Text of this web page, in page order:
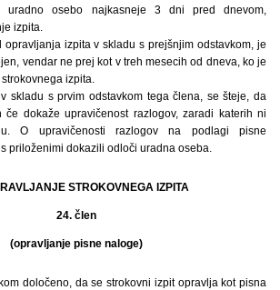
uradno osebo najkasneje 3 dni pred dnevom,
izpita.
opravljanja izpita v skladu s prejšnjim odstavkom, je
vendar ne prej kot v treh mesecih od dneva, ko je
izpita.
skladu s prvim odstavkom tega člena, se šteje, da
dokaže upravičenost razlogov, zaradi katerih ni
O upravičenosti razlogov na podlagi pisne
priloženimi dokazili odloči uradna oseba.
STROKOVNEGA IZPITA
24. člen
(opravljanje pisne naloge)
določeno, da se strokovni izpit opravlja kot pisna